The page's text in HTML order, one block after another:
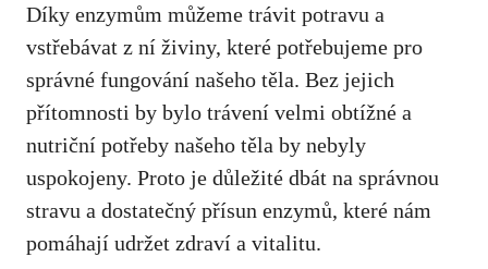
Díky enzymům můžeme trávit potravu a
vstřebávat z ní živiny, které potřebujeme pro
správné fungování našeho těla. Bez jejich
přítomnosti by bylo trávení velmi obtížné a
nutriční potřeby našeho těla by nebyly
uspokojeny. Proto je důležité dbát na správnou
stravu a dostatečný přísun enzymů, které nám
pomáhají udržet zdraví a vitalitu.